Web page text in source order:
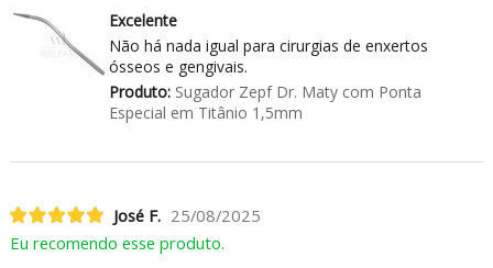
Excelente
Não há nada igual para cirurgias de enxertos
ósseos e gengivais.
Produto:Sugador Zepf Dr. Maty com Ponta
Especial em Titânio 1,5mm
José F. 25/08/2025
Eu recomendo esse produto.